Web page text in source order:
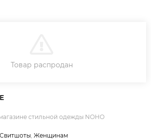
Товар распродан
стильной одежды NOHO
Свитшоты, Женщинам